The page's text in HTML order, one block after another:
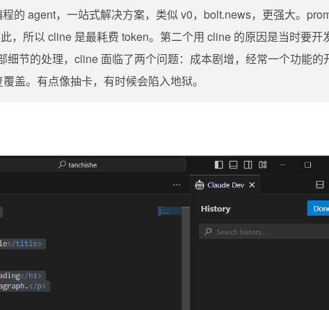
的 agent，一站式解决方案，类似 v0，bolt.news，更强大。
，所以 cline 是最耗费 token。第二个用 cline 的原因是当时要开
细节的处理，cline 面临了两个问题：成本剧增，经常一个功能的
盖。有点像抽卡，有时候会陷入地狱。